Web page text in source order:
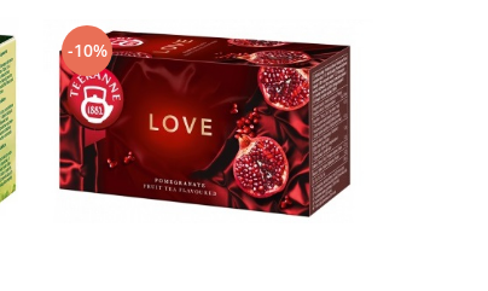
-10%